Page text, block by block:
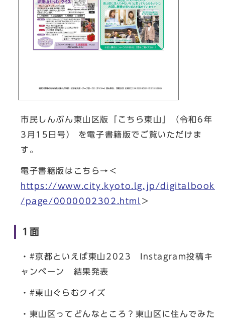
市民しんぶん東山区版「こちら東山」（令和6年
3月15日号） を電子書籍版でご覧いただけま
す。
電子書籍版はこちら→＜
https://www.city.kyoto.lg.jp/digitalbook
/page/0000002302.html
＞
1面
・#京都といえば東山2023 Instagram投稿キ
ャンペーン 結果発表
・#東山ぐらむクイズ
・東山区ってどんなところ？東山区に住んでみた